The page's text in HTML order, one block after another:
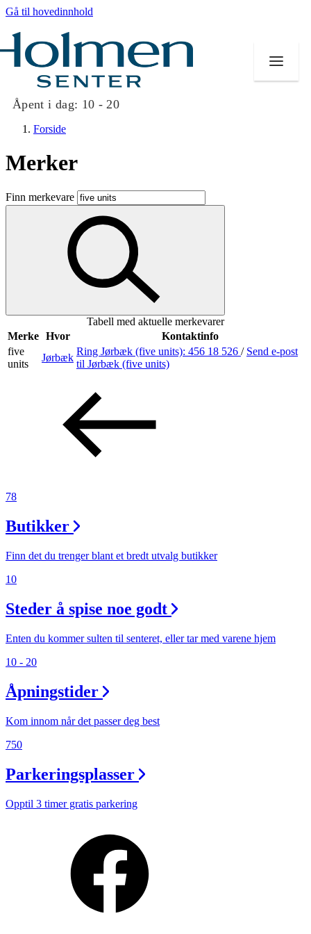
Gå til hovedinnhold
Åpent i dag: 10 - 20
Butikker
Mat og drikke
Aktiviteter
Inspirasjon
Åpningstider
Magasin
Gavekort
Forside
Merker
Finn merkevare
Tabell med aktuelle merkevarer
Merke Hvor
Kontaktinfo
five
units
Jørbæk
Ring Jørbæk (five units): 456 18 526 / Send e-post
til Jørbæk (five units)
78
Butikker
Finn det du trenger blant et bredt utvalg butikker
10
Steder å spise noe godt
Enten du kommer sulten til senteret, eller tar med varene hjem
10 - 20
Åpningstider
Kom innom når det passer deg best
750
Parkeringsplasser
Opptil 3 timer gratis parkering